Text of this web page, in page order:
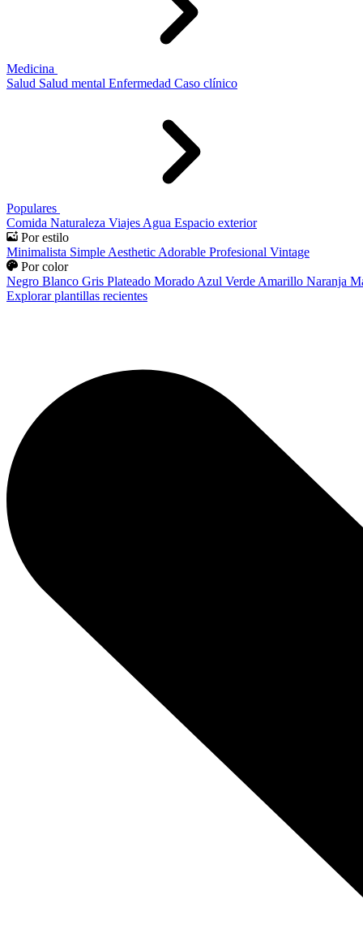
Medicina
Salud Salud mental Enfermedad Caso clínico
Populares
Comida Naturaleza Viajes Agua Espacio exterior
Por estilo
Minimalista Simple Aesthetic Adorable Profesional Vintage
Por color
Negro Blanco Gris Plateado Morado Azul Verde Amarillo Naranja
Explorar plantillas recientes